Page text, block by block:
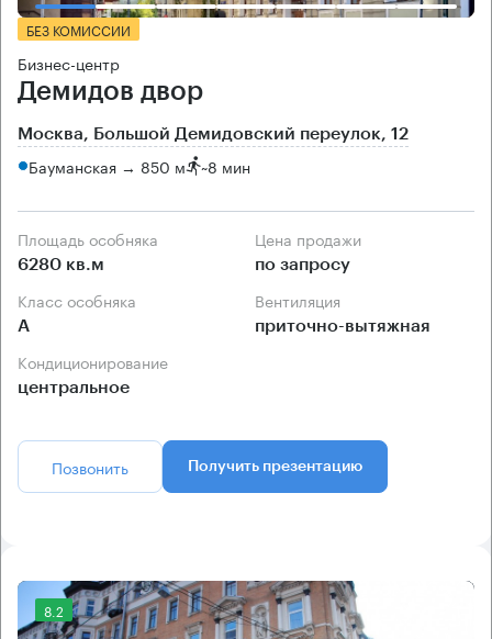
БЕЗ КОМИССИИ
Бизнес-центр
Демидов двор
Москва, Большой Демидовский переулок, 12
Бауманская → 850 м ~8 мин
Площадь особняка
6280 кв.м
Цена продажи
по запросу
Класс особняка
А
Вентиляция
приточно-вытяжная
Кондиционирование
центральное
Позвонить Получить презентацию
8.2